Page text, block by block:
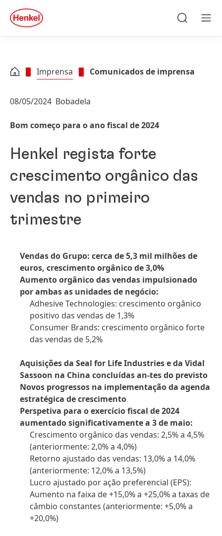
Skip to footer
quick
search
Imprensa Comunicados de imprensa
08/05/2024 Bobadela
Bom começo para o ano fiscal de 2024
Henkel regista forte
crescimento orgânico das
vendas no primeiro
trimestre
Vendas do Grupo: cerca de 5,3 mil milhões de
euros, crescimento orgânico de 3,0%
Aumento orgânico das vendas impulsionado
por ambas as unidades de negócio:
Adhesive Technologies: crescimento orgânico
positivo das vendas de 1,3%
Consumer Brands: crescimento orgânico forte
das vendas de 5,2%
Aquisições da Seal for Life Industries e da Vidal
Sassoon na China concluídas an-tes do previsto
Novos progressos na implementação da agenda
estratégica de crescimento
Perspetiva para o exercício fiscal de 2024
aumentado significativamente a 3 de maio:
Crescimento orgânico das vendas: 2,5% a 4,5%
(anteriormente: 2,0% a 4,0%)
Retorno ajustado das vendas: 13,0% a 14,0%
(anteriormente: 12,0% a 13,5%)
Lucro ajustado por ação preferencial (EPS):
Aumento na faixa de +15,0% a +25,0% a taxas de
câmbio constantes (anteriormente: +5,0% a
+20,0%)